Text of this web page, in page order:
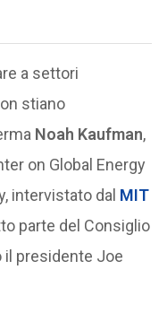
a settori
stiano
Noah Kaufman,
on Global Energy
intervistato dal MIT
parte del Consiglio
presidente Joe